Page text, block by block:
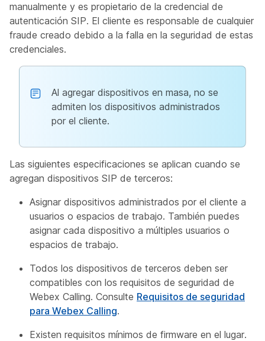
manualmente y es propietario de la credencial de
autenticación SIP. El cliente es responsable de cualquier
fraude creado debido a la falla en la seguridad de estas
credenciales.
Al agregar dispositivos en masa, no se
admiten los dispositivos administrados
por el cliente.
Las siguientes especificaciones se aplican cuando se
agregan dispositivos SIP de terceros:
Asignar dispositivos administrados por el cliente a
usuarios o espacios de trabajo. También puedes
asignar cada dispositivo a múltiples usuarios o
espacios de trabajo.
Todos los dispositivos de terceros deben ser
compatibles con los requisitos de seguridad de
Webex Calling. Consulte Requisitos de seguridad
para Webex Calling.
Existen requisitos mínimos de firmware en el lugar.